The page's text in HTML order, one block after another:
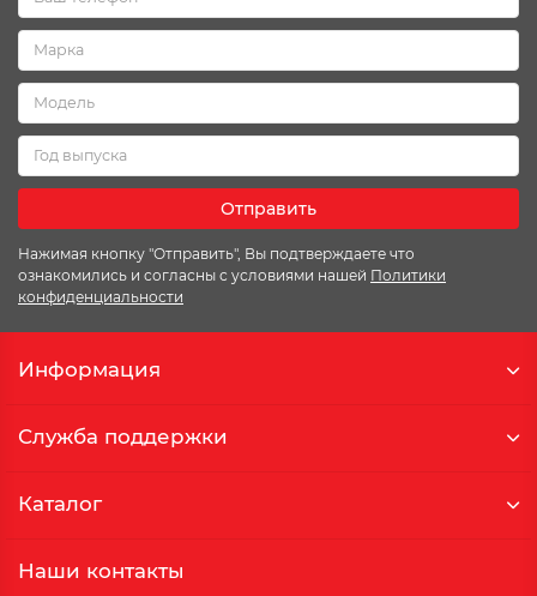
Отправить
Нажимая кнопку "Отправить", Вы подтверждаете что
ознакомились и согласны с условиями нашей Политики
конфиденциальности
Информация
Служба поддержки
Каталог
Наши контакты